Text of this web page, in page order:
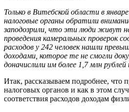
Только в Витебской области в
налоговые органы обратили
заподозрили, что эти люди живут
проведения камеральных проверок
расходов у 242 человек нашли
доходами, которое те не смогли
доначислили им более 1,7 млн рублей
Итак, рассказываем подробнее, что
налоговых органов и как в этом
соответствия расходов доходам